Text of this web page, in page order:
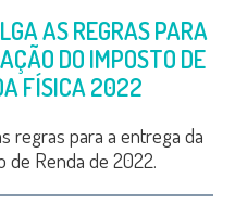
AS REGRAS PARA
DO IMPOSTO DE
FÍSICA 2022
regras para a entrega da
de Renda de 2022.